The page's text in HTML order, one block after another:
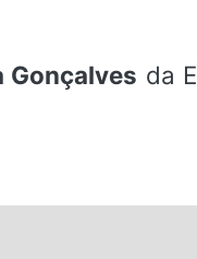
Gonçalves da